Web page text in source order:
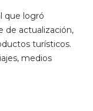
que logró
de actualización,
turísticos.
medios